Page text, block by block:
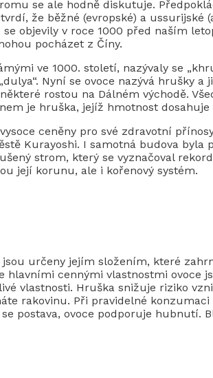
se ale hodně diskutuje.
že běžné (evropské) a ussurijské
objevily v roce 1000 před naším
pocházet z Číny.
ve 1000. století, nazývaly se
Nyní se ovoce nazývá hrušky a
rostou na Dálném východě.
je hruška, jejíž hmotnost dosahuje
ceněny pro své zdravotní
Kurayoshi. I samotná budova byla
strom, který se vyznačoval
její korunu, ale i kořenový systém.
jsou určeny jejím složením, které
hlavními cennými vlastnostmi ovoce
vlastnosti. Hruška snižuje riziko
rakovinu. Při pravidelné
postava, ovoce podporuje hubnutí.